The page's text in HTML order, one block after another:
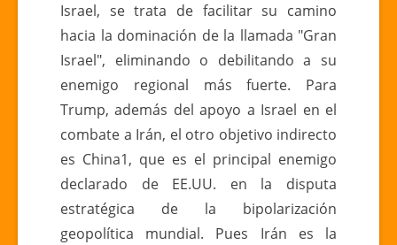
Israel, se trata de facilitar su camino
hacia la dominación de la llamada "Gran
Israel", eliminando o debilitando a su
enemigo regional más fuerte. Para
Trump, además del apoyo a Israel en el
combate a Irán, el otro objetivo indirecto
es China1, que es el principal enemigo
declarado de EE.UU. en la disputa
estratégica de la bipolarización
geopolítica mundial. Pues Irán es la